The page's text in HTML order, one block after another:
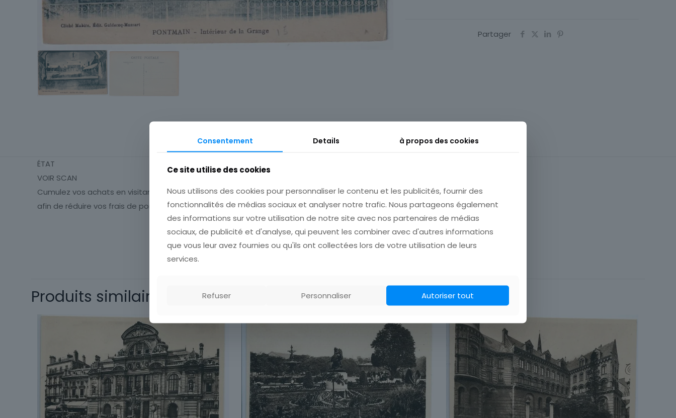
Partager
Description Informations complémentaires
ÉTAT
VOIR SCAN
Cumulez vos achats en visitant ma boutique
afin de réduire vos frais de port.
Origine
Cartes postale
Architecture
Historique, Culturel
Type
Carte postale
Produits similaires
Consentement Details à propos des cookies
Ce site utilise des cookies
Nous utilisons des cookies pour personnaliser le contenu et les publicités, fournir des
fonctionnalités de médias sociaux et analyser notre trafic. Nous partageons également
des informations sur votre utilisation de notre site avec nos partenaires de médias
sociaux, de publicité et d'analyse, qui peuvent les combiner avec d'autres informations
que vous leur avez fournies ou qu'ils ont collectées lors de votre utilisation de leurs
services.
Refuser Personnaliser Autoriser tout